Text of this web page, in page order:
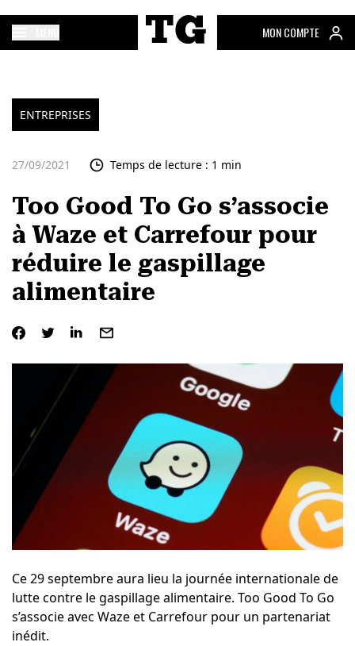
MON COMPTE
ENTREPRISES
27/09/2021 Temps de lecture : 1 min
Too Good To Go s’associe
à Waze et Carrefour pour
réduire le gaspillage
alimentaire
Ce 29 septembre aura lieu la journée internationale de
lutte contre le gaspillage alimentaire. Too Good To Go
s’associe avec Waze et Carrefour pour un partenariat
inédit.